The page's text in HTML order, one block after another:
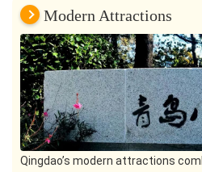
Modern Attractions
Qingdao’s modern attractions